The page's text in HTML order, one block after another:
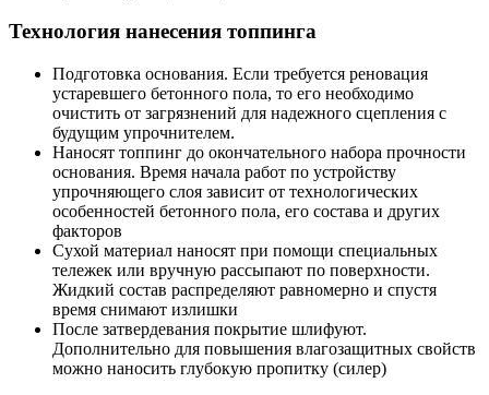
Технология нанесения топпинга
Подготовка основания. Если требуется реновация
устаревшего бетонного пола, то его необходимо
очистить от загрязнений для надежного сцепления с
будущим упрочнителем.
Наносят топпинг до окончательного набора прочности
основания. Время начала работ по устройству
упрочняющего слоя зависит от технологических
особенностей бетонного пола, его состава и других
факторов
Сухой материал наносят при помощи специальных
тележек или вручную рассыпают по поверхности.
Жидкий состав распределяют равномерно и спустя
время снимают излишки
После затвердевания покрытие шлифуют.
Дополнительно для повышения влагозащитных свойств
можно наносить глубокую пропитку (силер)